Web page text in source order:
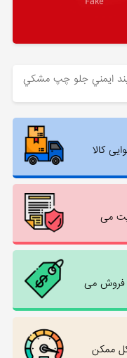
ايمني جلو چپ مشكي
کالا
می
فروش می
ممکن